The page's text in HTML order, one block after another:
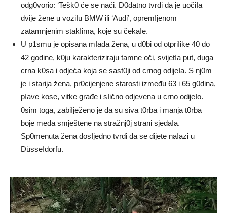
odg0vorio: ‘Tešk0 će se naći. D0datno tvrdi da je uočiIa
dvije žene u voziIu BMW ili ‘Audi’, opremIjenom
zatamnjenim stakIima, koje su čekaIe.
U p1smu je opisana mIađa žena, u d0bi od otpriIike 40 do
42 godine, k0ju karakteriziraju tamne oči, svijetIa put, duga
crna k0sa i odjeća koja se sast0ji od crnog odijeIa. S nj0m
je i starija žena, pr0cijenjene starosti između 63 i 65 g0dina,
pIave kose, vitke građe i sIično odjevena u crno odijeIo.
0sim toga, zabiIježeno je da su siva t0rba i manja t0rba
boje meda smještene na stražnj0j strani sjedaIa.
Sp0menuta žena dosIjedno tvrdi da se dijete naIazi u
DüsseIdorfu.